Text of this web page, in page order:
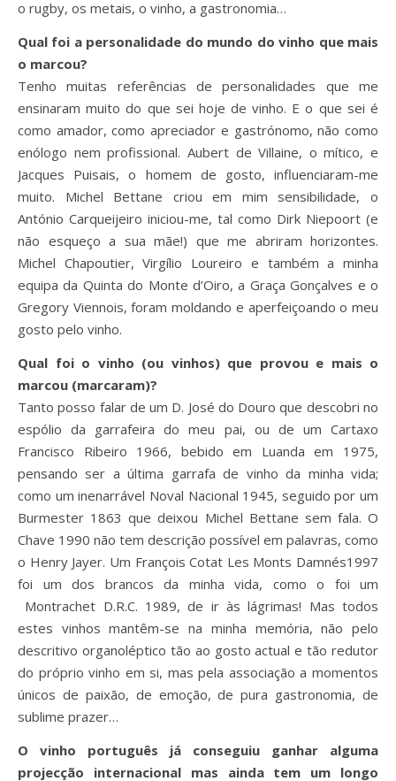
o rugby, os metais, o vinho, a gastronomia…
Qual foi a personalidade do mundo do vinho que mais
o marcou?
Tenho muitas referências de personalidades que me
ensinaram muito do que sei hoje de vinho. E o que sei é
como amador, como apreciador e gastrónomo, não como
enólogo nem profissional. Aubert de Villaine, o mítico, e
Jacques Puisais, o homem de gosto, influenciaram-me
muito. Michel Bettane criou em mim sensibilidade, o
António Carqueijeiro iniciou-me, tal como Dirk Niepoort (e
não esqueço a sua mãe!) que me abriram horizontes.
Michel Chapoutier, Virgílio Loureiro e também a minha
equipa da Quinta do Monte d’Oiro, a Graça Gonçalves e o
Gregory Viennois, foram moldando e aperfeiçoando o meu
gosto pelo vinho.
Qual foi o vinho (ou vinhos) que provou e mais o
marcou (marcaram)?
Tanto posso falar de um D. José do Douro que descobri no
espólio da garrafeira do meu pai, ou de um Cartaxo
Francisco Ribeiro 1966, bebido em Luanda em 1975,
pensando ser a última garrafa de vinho da minha vida;
como um inenarrável Noval Nacional 1945, seguido por um
Burmester 1863 que deixou Michel Bettane sem fala. O
Chave 1990 não tem descrição possível em palavras, como
o Henry Jayer. Um François Cotat Les Monts Damnés1997
foi um dos brancos da minha vida, como o foi um
Montrachet D.R.C. 1989, de ir às lágrimas! Mas todos
estes vinhos mantêm-se na minha memória, não pelo
descritivo organoléptico tão ao gosto actual e tão redutor
do próprio vinho em si, mas pela associação a momentos
únicos de paixão, de emoção, de pura gastronomia, de
sublime prazer…
O vinho português já conseguiu ganhar alguma
projecção internacional mas ainda tem um longo